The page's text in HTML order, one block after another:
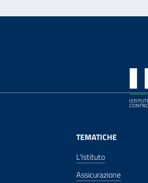
TEMATICHE
L'Istituto
Assicurazione